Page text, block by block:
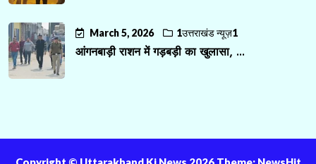
March 5, 2026 1उत्तराखंड न्यूज़1
आंगनबाड़ी राशन में गड़बड़ी का खुलासा, ...